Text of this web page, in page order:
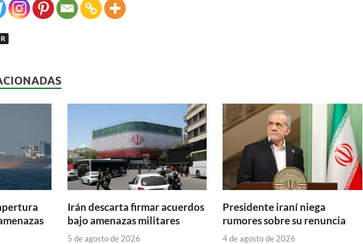
Irán descarta firmar acuerdos
bajo amenazas militares
5 de agosto de 2026
Presidente iraní niega
rumores sobre su renuncia
4 de agosto de 2026